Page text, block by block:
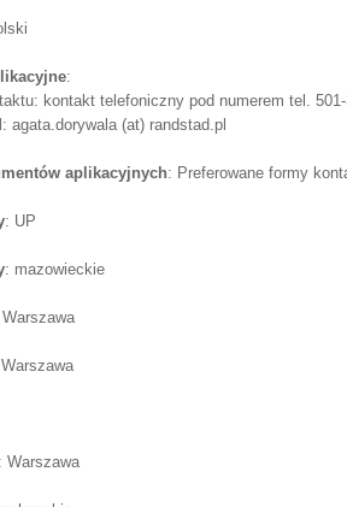
:
kontakt telefoniczny pod numerem tel.
agata.dorywala (at) randstad.pl
aplikacyjnych: Preferowane formy
: UP
: mazowieckie
: Warszawa